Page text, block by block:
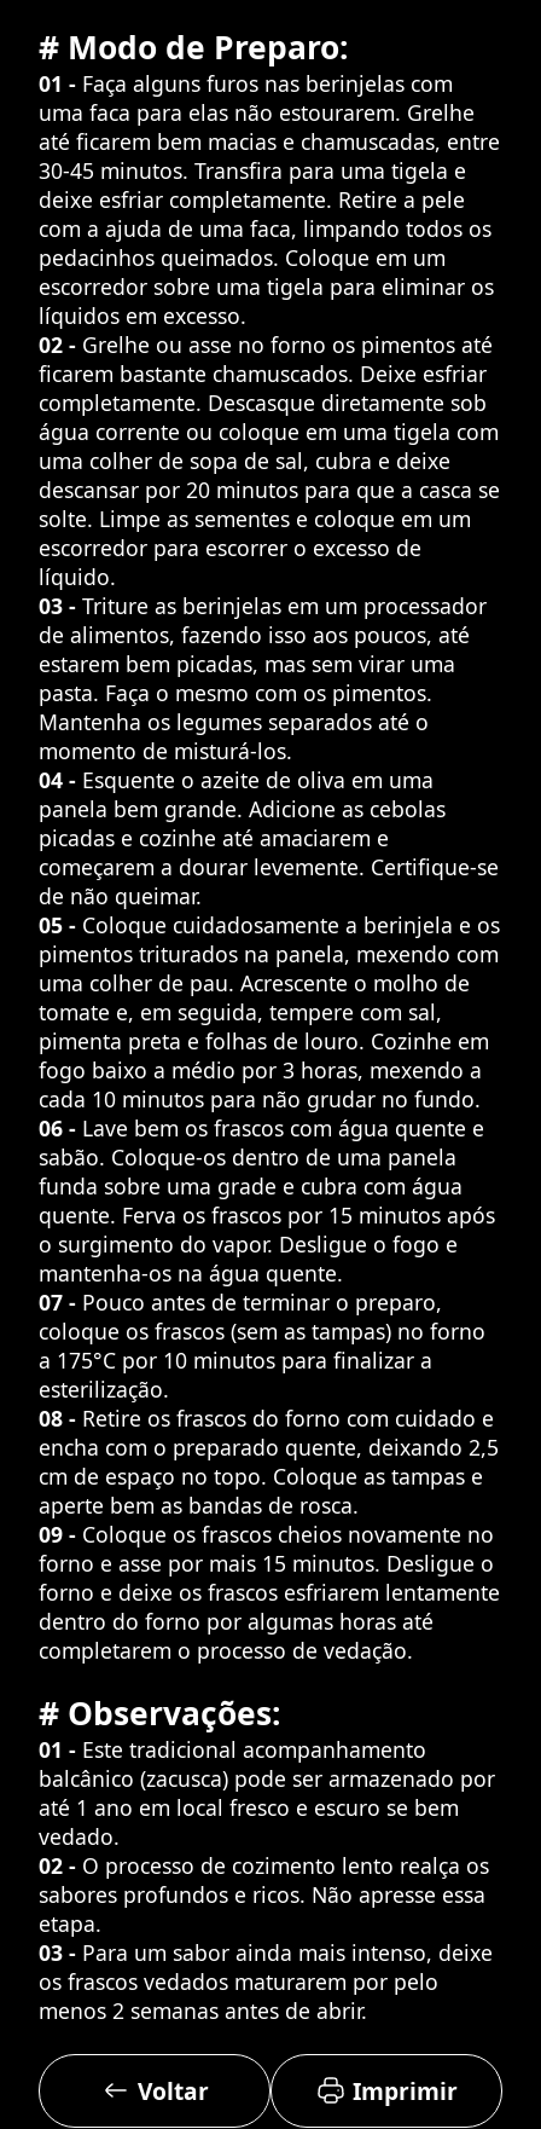
# Modo de Preparo:
01 - Faça alguns furos nas berinjelas com
uma faca para elas não estourarem. Grelhe
até ficarem bem macias e chamuscadas, entre
30-45 minutos. Transfira para uma tigela e
deixe esfriar completamente. Retire a pele
com a ajuda de uma faca, limpando todos os
pedacinhos queimados. Coloque em um
escorredor sobre uma tigela para eliminar os
líquidos em excesso.
02 - Grelhe ou asse no forno os pimentos até
ficarem bastante chamuscados. Deixe esfriar
completamente. Descasque diretamente sob
água corrente ou coloque em uma tigela com
uma colher de sopa de sal, cubra e deixe
descansar por 20 minutos para que a casca se
solte. Limpe as sementes e coloque em um
escorredor para escorrer o excesso de
líquido.
03 - Triture as berinjelas em um processador
de alimentos, fazendo isso aos poucos, até
estarem bem picadas, mas sem virar uma
pasta. Faça o mesmo com os pimentos.
Mantenha os legumes separados até o
momento de misturá-los.
04 - Esquente o azeite de oliva em uma
panela bem grande. Adicione as cebolas
picadas e cozinhe até amaciarem e
começarem a dourar levemente. Certifique-se
de não queimar.
05 - Coloque cuidadosamente a berinjela e os
pimentos triturados na panela, mexendo com
uma colher de pau. Acrescente o molho de
tomate e, em seguida, tempere com sal,
pimenta preta e folhas de louro. Cozinhe em
fogo baixo a médio por 3 horas, mexendo a
cada 10 minutos para não grudar no fundo.
06 - Lave bem os frascos com água quente e
sabão. Coloque-os dentro de uma panela
funda sobre uma grade e cubra com água
quente. Ferva os frascos por 15 minutos após
o surgimento do vapor. Desligue o fogo e
mantenha-os na água quente.
07 - Pouco antes de terminar o preparo,
coloque os frascos (sem as tampas) no forno
a 175°C por 10 minutos para finalizar a
esterilização.
08 - Retire os frascos do forno com cuidado e
encha com o preparado quente, deixando 2,5
cm de espaço no topo. Coloque as tampas e
aperte bem as bandas de rosca.
09 - Coloque os frascos cheios novamente no
forno e asse por mais 15 minutos. Desligue o
forno e deixe os frascos esfriarem lentamente
dentro do forno por algumas horas até
completarem o processo de vedação.
# Observações:
01 - Este tradicional acompanhamento
balcânico (zacusca) pode ser armazenado por
até 1 ano em local fresco e escuro se bem
vedado.
02 - O processo de cozimento lento realça os
sabores profundos e ricos. Não apresse essa
etapa.
03 - Para um sabor ainda mais intenso, deixe
os frascos vedados maturarem por pelo
menos 2 semanas antes de abrir.
Voltar Imprimir